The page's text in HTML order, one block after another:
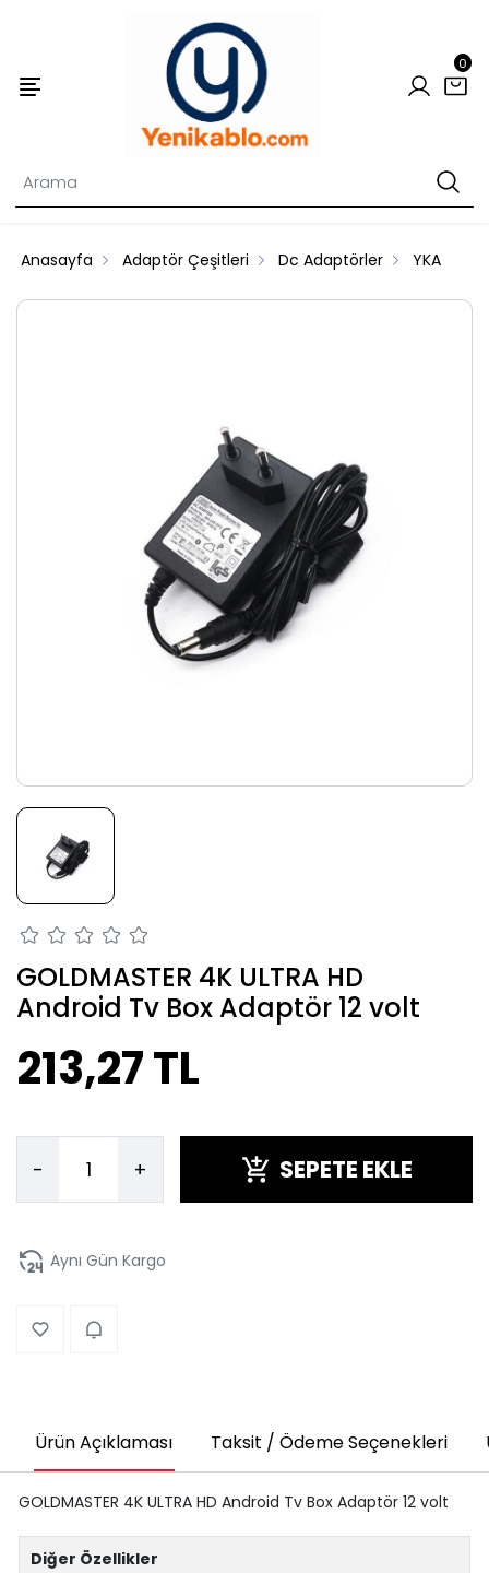
0
Anasayfa Adaptör Çeşitleri Dc Adaptörler YKA
GOLDMASTER 4K ULTRA HD
Android Tv Box Adaptör 12 volt
213,27 TL
- + SEPETE EKLE
Aynı Gün Kargo
Ürün Açıklaması Taksit / Ödeme Seçenekleri
GOLDMASTER 4K ULTRA HD Android Tv Box Adaptör 12 volt
Diğer Özellikler